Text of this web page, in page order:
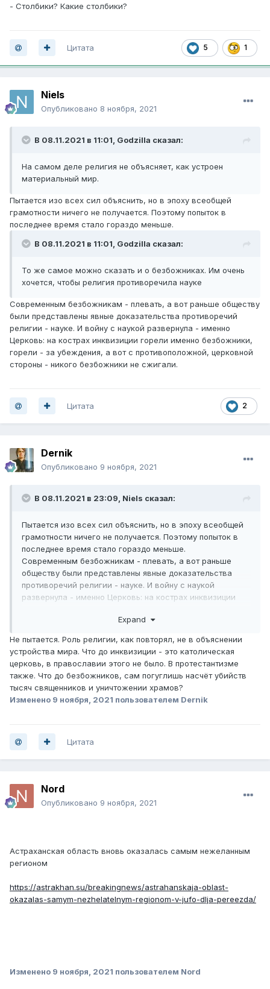
- Столбики? Какие столбики?
5 1
Цитата
Niels
Опубликовано 8 ноября, 2021
В 08.11.2021 в 11:01, Godzilla сказал:
На самом деле религия не объясняет, как устроен
материальный мир.
Пытается изо всех сил объяснить, но в эпоху всеобщей
грамотности ничего не получается. Поэтому попыток в
последнее время стало гораздо меньше.
В 08.11.2021 в 11:01, Godzilla сказал:
То же самое можно сказать и о безбожниках. Им очень
хочется, чтобы религия противоречила науке
Современным безбожникам - плевать, а вот раньше обществу
были представлены явные доказательства противоречий
религии - науке. И войну с наукой развернула - именно
Церковь: на кострах инквизиции горели именно безбожники,
горели - за убеждения, а вот с противоположной, церковной
стороны - никого безбожники не сжигали.
2
Цитата
Dernik
Опубликовано 9 ноября, 2021
В 08.11.2021 в 23:09, Niels сказал:
Пытается изо всех сил объяснить, но в эпоху всеобщей
грамотности ничего не получается. Поэтому попыток в
последнее время стало гораздо меньше.
Современным безбожникам - плевать, а вот раньше
обществу были представлены явные доказательства
противоречий религии - науке. И войну с наукой
развернула - именно Церковь: на кострах инквизиции
вот с противоположной, церковной стороны - никого
Expand
Не пытается. Роль религии, как повторял, не в объяснении
устройства мира. Что до инквизиции - это католическая
церковь, в православии этого не было. В протестантизме
также. Что до безбожников, сам погуглишь насчёт убийств
тысяч священников и уничтожении храмов?
Изменено 9 ноября, 2021 пользователем Dernik
Цитата
Nord
Опубликовано 9 ноября, 2021
Астраханская область вновь оказалась самым нежеланным
регионом
https://astrakhan.su/breakingnews/astrahanskaja-oblast-
okazalas-samym-nezhelatelnym-regionom-v-jufo-dlja-pereezda/
Изменено 9 ноября, 2021 пользователем Nord